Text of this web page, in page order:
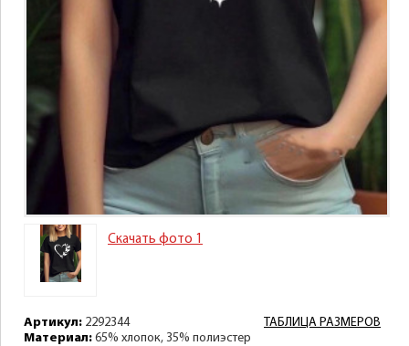
Скачать фото 1
ТАБЛИЦА РАЗМЕРОВ
Артикул: 2292344
Материал: 65% хлопок, 35% полиэстер